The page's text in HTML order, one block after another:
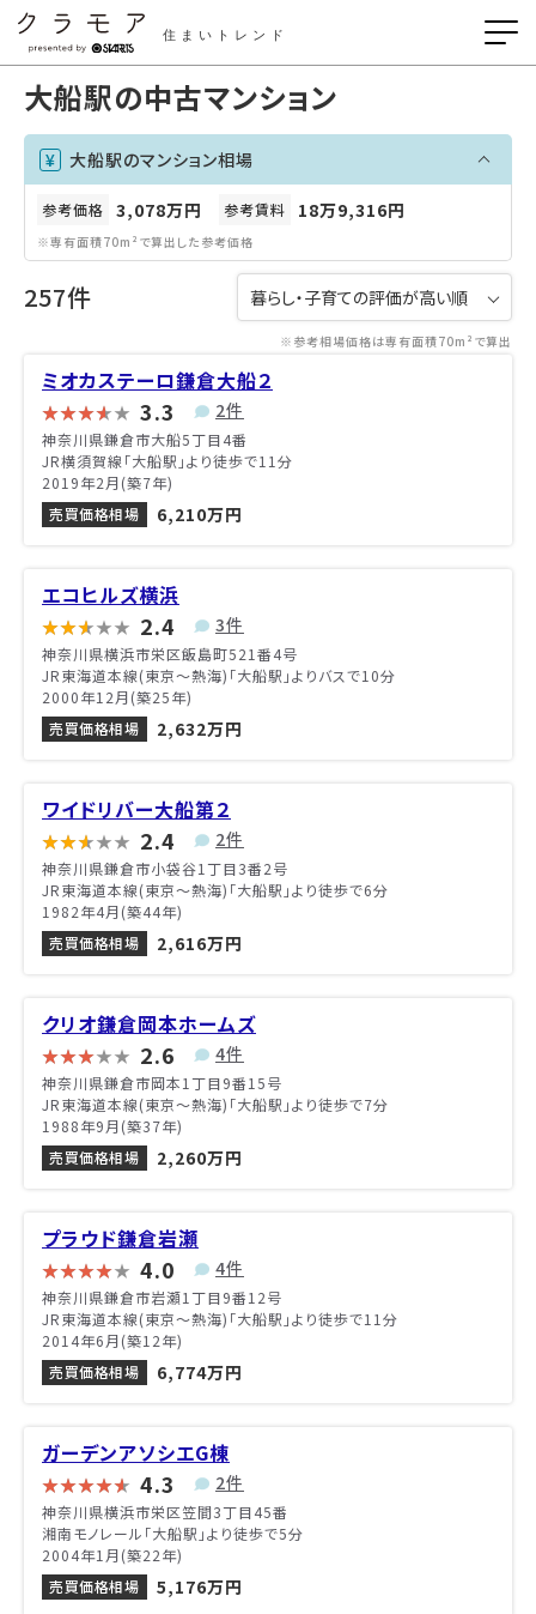
住まいトレンド
大船駅の中古マンション
大船駅のマンション相場
参考価格 3,078万円 参考賃料 18万9,316円
※専有面積70m²で算出した参考価格
257件
※参考相場価格は専有面積70m²で算出
ミオカステーロ鎌倉大船２
3.3 2件
神奈川県鎌倉市大船5丁目4番
JR横須賀線「大船駅」より徒歩で11分
2019年2月(築7年)
売買価格相場
6,210万円
エコヒルズ横浜
2.4 3件
神奈川県横浜市栄区飯島町521番4号
JR東海道本線(東京～熱海)「大船駅」よりバスで10分
2000年12月(築25年)
売買価格相場
2,632万円
ワイドリバー大船第２
2.4 2件
神奈川県鎌倉市小袋谷1丁目3番2号
JR東海道本線(東京～熱海)「大船駅」より徒歩で6分
1982年4月(築44年)
売買価格相場
2,616万円
クリオ鎌倉岡本ホームズ
2.6 4件
神奈川県鎌倉市岡本1丁目9番15号
JR東海道本線(東京～熱海)「大船駅」より徒歩で7分
1988年9月(築37年)
売買価格相場
2,260万円
プラウド鎌倉岩瀬
4.0 4件
神奈川県鎌倉市岩瀬1丁目9番12号
JR東海道本線(東京～熱海)「大船駅」より徒歩で11分
2014年6月(築12年)
売買価格相場
6,774万円
ガーデンアソシエG棟
4.3 2件
神奈川県横浜市栄区笠間3丁目45番
湘南モノレール「大船駅」より徒歩で5分
2004年1月(築22年)
売買価格相場
5,176万円